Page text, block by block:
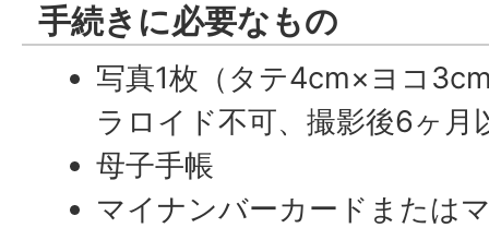
手続きに必要なもの
写真1枚（タテ4cm×ヨコ
ラロイド不可、撮影後6ヶ月
母子手帳
マイナンバーカードまたは